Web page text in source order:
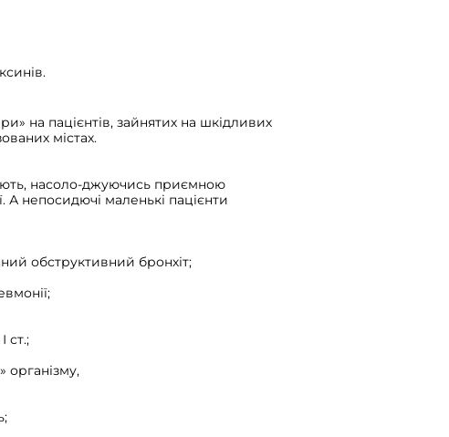
на пацієнтів, зайнятих на шкідливих
містах.
насоло-джуючись приємною
непосидючі маленькі пацієнти
обструктивний бронхіт;
ст.;
організму,